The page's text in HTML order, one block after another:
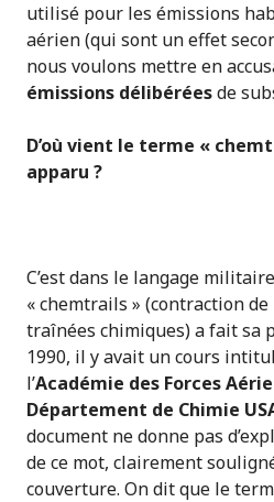
utilisé pour les émissions
aérien (qui sont un effet
nous voulons mettre en
émissions délibéréesde
D’où vient le terme «
apparu ?
C’est dans le langage
« chemtrails » (contraction
traînées chimiques) a fait sa
1990, il y avait un cours
l’Académie des Forces
Département de Chimie
document ne donne pas
de ce mot, clairement
couverture. On dit que le